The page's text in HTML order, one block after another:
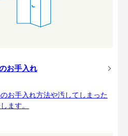
お手入れ
お手入れ方法や汚してしまった
ます。